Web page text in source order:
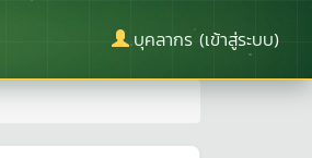
บุคลากร (เข้าสู่ระบบ)